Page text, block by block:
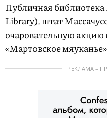
Публичная
Library), штат
очаровательную
«Мартовское
РЕКЛАМА –